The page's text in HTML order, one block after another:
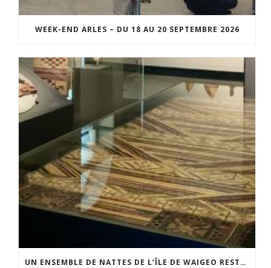
WEEK-END ARLES – DU 18 AU 20 SEPTEMBRE 2026
UN ENSEMBLE DE NATTES DE L’ÎLE DE WAIGEO RESTAURÉ GRÂCE AU SOUTIEN DU CERCLE LÉVI-STRAUSS